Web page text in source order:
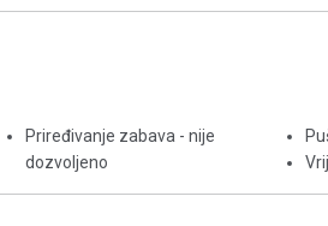
Priređivanje zabava - nije
dozvoljeno